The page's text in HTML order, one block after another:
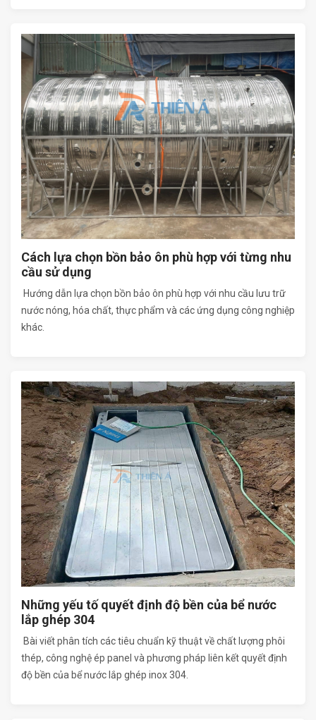
Cách lựa chọn bồn bảo ôn phù hợp với từng nhu
cầu sử dụng
Hướng dẫn lựa chọn bồn bảo ôn phù hợp với nhu cầu lưu trữ
nước nóng, hóa chất, thực phẩm và các ứng dụng công nghiệp
khác.
Những yếu tố quyết định độ bền của bể nước
lắp ghép 304
Bài viết phân tích các tiêu chuẩn kỹ thuật về chất lượng phôi
thép, công nghệ ép panel và phương pháp liên kết quyết định
độ bền của bể nước lắp ghép inox 304.